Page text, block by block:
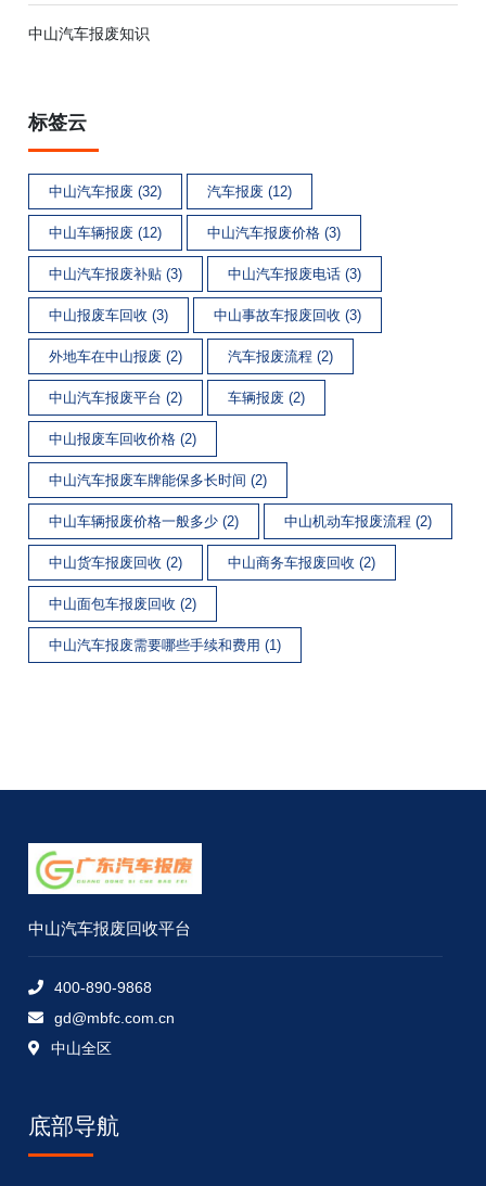
中山汽车报废知识
标签云
中山汽车报废 (32) 汽车报废 (12)
中山车辆报废 (12) 中山汽车报废价格 (3)
中山汽车报废补贴 (3) 中山汽车报废电话 (3)
中山报废车回收 (3) 中山事故车报废回收 (3)
外地车在中山报废 (2) 汽车报废流程 (2)
中山汽车报废平台 (2) 车辆报废 (2)
中山报废车回收价格 (2)
中山汽车报废车牌能保多长时间 (2)
中山车辆报废价格一般多少 (2) 中山机动车报废流程 (2)
中山货车报废回收 (2) 中山商务车报废回收 (2)
中山面包车报废回收 (2)
中山汽车报废需要哪些手续和费用 (1)
中山汽车报废回收平台
400-890-9868
gd@mbfc.com.cn
中山全区
底部导航